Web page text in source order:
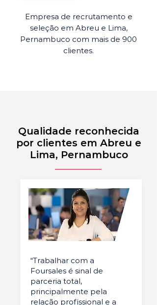
Empresa de recrutamento e
seleção em Abreu e Lima,
Pernambuco com mais de 900
clientes.
Qualidade reconhecida
por clientes em Abreu e
Lima, Pernambuco
“Trabalhar com a
Foursales é sinal de
parceria total,
principalmente pela
relação profissional e a